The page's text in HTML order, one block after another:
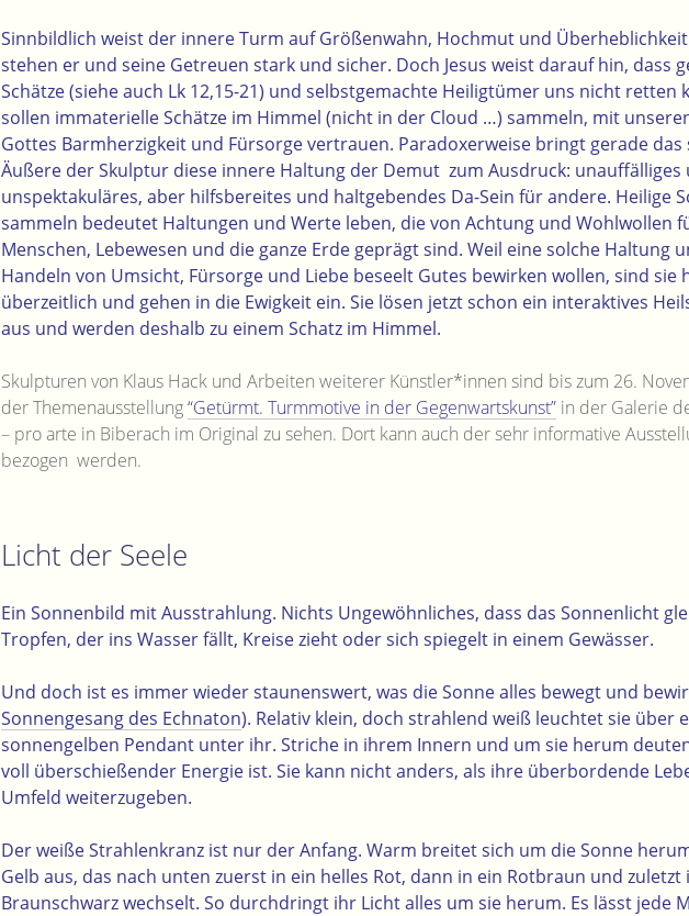
Sinnbildlich weist der innere Turm auf Größenwahn, Hochmut und
stehen er und seine Getreuen stark und sicher. Doch Jesus weist darauf hin, dass
Schätze (siehe auch Lk 12,15-21) und selbstgemachte Heiligtümer uns nicht retten
sollen immaterielle Schätze im Himmel (nicht in der Cloud …) sammeln, mit
Gottes Barmherzigkeit und Fürsorge vertrauen. Paradoxerweise bringt gerade das
Äußere der Skulptur diese innere Haltung der Demut zum Ausdruck: unauffälliges
unspektakuläres, aber hilfsbereites und haltgebendes Da-Sein für andere. Heilige
sammeln bedeutet Haltungen und Werte leben, die von Achtung und Wohlwollen
Menschen, Lebewesen und die ganze Erde geprägt sind. Weil eine solche Haltung
Handeln von Umsicht, Fürsorge und Liebe beseelt Gutes bewirken wollen, sind sie
überzeitlich und gehen in die Ewigkeit ein. Sie lösen jetzt schon ein interaktives
aus und werden deshalb zu einem Schatz im Himmel.
Skulpturen von Klaus Hack und Arbeiten weiterer Künstler*innen sind bis zum 26.
der Themenausstellung“Getürmt. Turmmotive in der Gegenwartskunst” in der Galerie
– pro arte in Biberach im Original zu sehen. Dort kann auch der sehr informative
bezogen werden.
Licht der Seele
Ein Sonnenbild mit Ausstrahlung. Nichts Ungewöhnliches, dass das Sonnenlicht
Tropfen, der ins Wasser fällt, Kreise zieht oder sich spiegelt in einem Gewässer.
Und doch ist es immer wieder staunenswert, was die Sonne alles bewegt und
Sonnengesang des Echnaton). Relativ klein, doch strahlend weiß leuchtet sie über
sonnengelben Pendant unter ihr. Striche in ihrem Innern und um sie herum
voll überschießender Energie ist. Sie kann nicht anders, als ihre überbordende
Umfeld weiterzugeben.
Der weiße Strahlenkranz ist nur der Anfang. Warm breitet sich um die Sonne
Gelb aus, das nach unten zuerst in ein helles Rot, dann in ein Rotbraun und zuletzt
Braunschwarz wechselt. So durchdringt ihr Licht alles um sie herum. Es lässt jede